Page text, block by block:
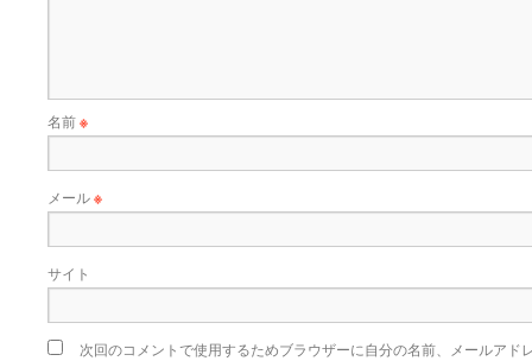
名前※
メール※
サイト
次回のコメントで使用するためブラウザーに自分の名前、メールアド